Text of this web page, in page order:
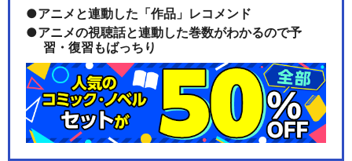
アニメと連動した「作品」レコメンド
アニメの視聴話と連動した巻数がわかるので予
習・復習もばっちり